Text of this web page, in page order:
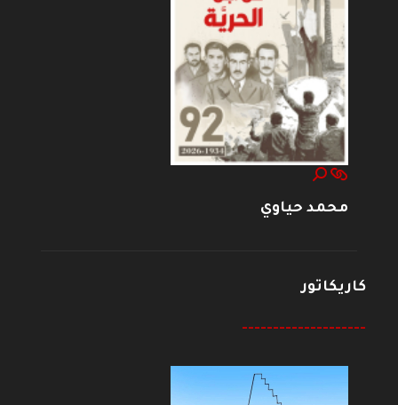
محمد حياوي
كاريكاتور
--------------------